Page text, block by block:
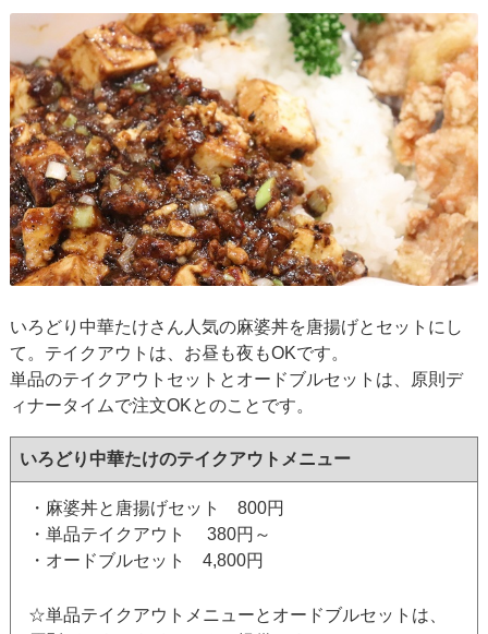
いろどり中華たけさん人気の麻婆丼を唐揚げとセットにし
て。テイクアウトは、お昼も夜もOKです。
単品のテイクアウトセットとオードブルセットは、原則デ
ィナータイムで注文OKとのことです。
いろどり中華たけのテイクアウトメニュー
・麻婆丼と唐揚げセット 800円
・単品テイクアウト 380円～
・オードブルセット 4,800円
☆単品テイクアウトメニューとオードブルセットは、